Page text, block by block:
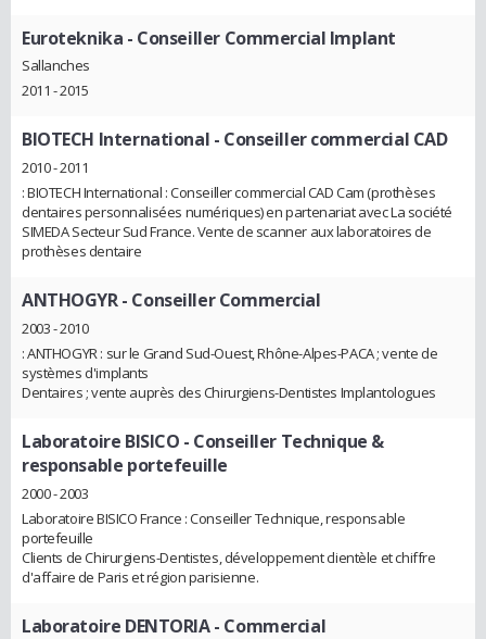
Euroteknika - Conseiller Commercial Implant
Sallanches
2011 - 2015
BIOTECH International - Conseiller commercial CAD
2010 - 2011
: BIOTECH International : Conseiller commercial CAD Cam (prothèses
dentaires personnalisées numériques) en partenariat avec La société
SIMEDA Secteur Sud France. Vente de scanner aux laboratoires de
prothèses dentaire
ANTHOGYR- Conseiller Commercial
2003 - 2010
: ANTHOGYR : sur le Grand Sud-Ouest, Rhône-Alpes-PACA ; vente de
systèmes d'implants
Dentaires ; vente auprès des Chirurgiens-Dentistes Implantologues
Laboratoire BISICO - Conseiller Technique &
responsable portefeuille
2000 - 2003
Laboratoire BISICO France : Conseiller Technique, responsable
portefeuille
Clients de Chirurgiens-Dentistes, développement clientèle et chiffre
d'affaire de Paris et région parisienne.
Laboratoire DENTORIA- Commercial